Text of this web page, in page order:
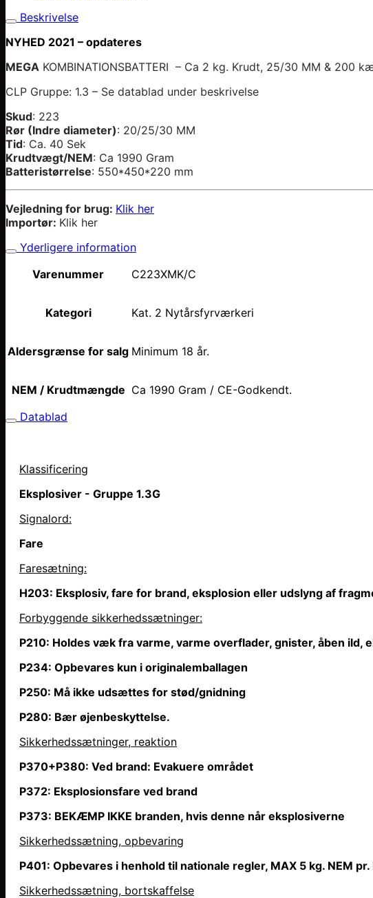
Beskrivelse
NYHED 2021 – opdateres
MEGA KOMBINATIONSBATTERI – Ca 2 kg. Krudt, 25/30 MM & 200
CLP Gruppe: 1.3 – Se datablad under beskrivelse
Skud: 223
Rør (Indre diameter): 20/25/30 MM
Tid: Ca. 40 Sek
Krudtvægt/NEM: Ca 1990 Gram
Batteristørrelse: 550*450*220 mm
Vejledning for brug: Klik her
Importør: Klik her
Yderligere information
Varenummer
C223XMK/C
Kategori Kat. 2 Nytårsfyrværkeri
Aldersgrænse for salg Minimum 18 år.
NEM / Krudtmængde Ca 1990 Gram / CE-Godkendt.
Datablad
Klassificering
Eksplosiver - Gruppe 1.3G
Signalord:
Fare
Faresætning:
H203: Eksplosiv, fare for brand, eksplosion eller udslyng af
Forbyggende sikkerhedssætninger:
P210: Holdes væk fra varme, varme overflader, gnister, åben ild,
P234: Opbevares kun i originalemballagen
P250: Må ikke udsættes for stød/gnidning
P280: Bær øjenbeskyttelse.
Sikkerhedssætninger, reaktion
P370+P380: Ved brand: Evakuere området
P372: Eksplosionsfare ved brand
P373: BEKÆMP IKKE branden, hvis denne når eksplosiverne
Sikkerhedssætning, opbevaring
P401: Opbevares i henhold til nationale regler, MAX 5 kg. NEM
Sikkerhedssætning, bortskaffelse